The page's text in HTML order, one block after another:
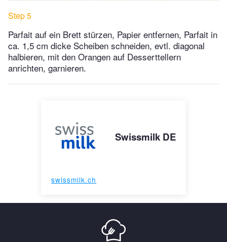
Step 5
Parfait auf ein Brett stürzen, Papier entfernen, Parfait in
ca. 1,5 cm dicke Scheiben schneiden, evtl. diagonal
halbieren, mit den Orangen auf Desserttellern
anrichten, garnieren.
Swissmilk DE
swissmilk.ch